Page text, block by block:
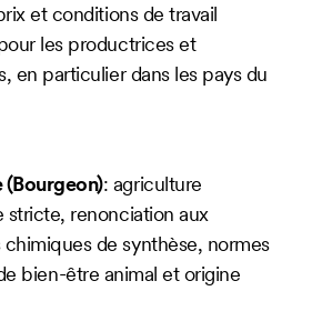
et conditions de travail
les productrices et
en particulier dans les pays du
(Bourgeon): agriculture
stricte, renonciation aux
de synthèse, normes
bien-être animal et origine